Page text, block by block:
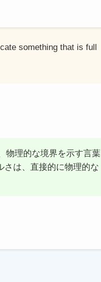
something that is full
物理的な境界を示す言葉
さは、直接的に物理的な